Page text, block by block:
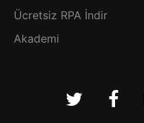
Ücretsiz RPA İndir
Akademi